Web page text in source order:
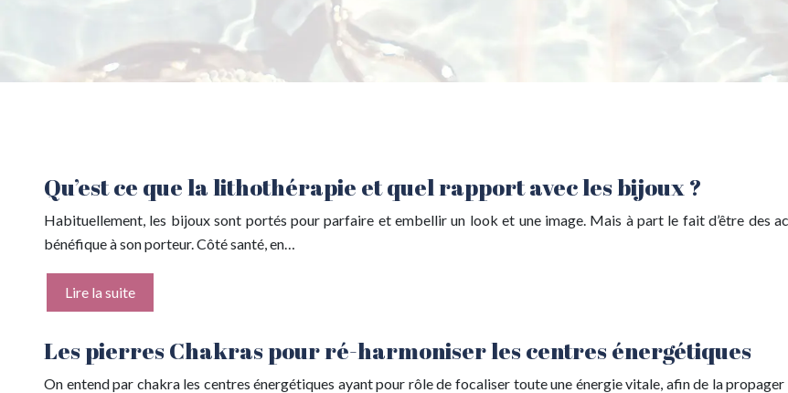
Qu’est ce que la lithothérapie et quel rapport avec les bijoux ?
Habituellement, les bijoux sont portés pour parfaire et embellir un look et une image. Mais à part le fait d’être des
bénéfique à son porteur. Côté santé, en…
Lire la suite
Les pierres Chakras pour ré-harmoniser les centres énergétiques
On entend par chakra les centres énergétiques ayant pour rôle de focaliser toute une énergie vitale, afin de la